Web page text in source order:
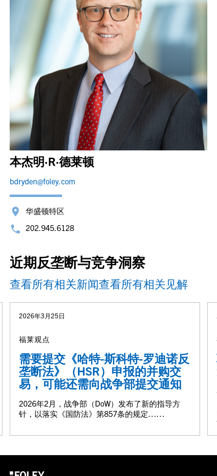
本杰明·R·德莱顿
bdryden@foley.com
华盛顿特区
202.945.6128
近期反垄断与竞争洞察
查看所有相关新闻查看所有相关见解
2026年3月25日
福莱观点
需要提交《哈特-斯科特-罗迪诺反
垄断法》（HSR）申报的并购交
易，可能还需向战争部提交通知
2026年2月，战争部（DoW）发布了新的指导方
针，以落实《国防法》第857条的规定……